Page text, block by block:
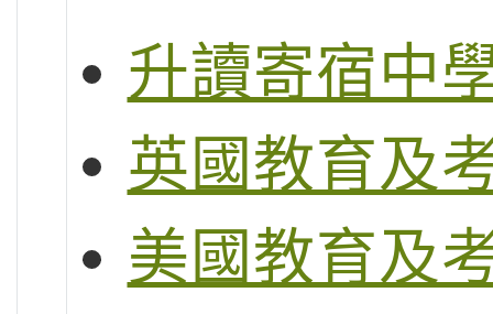
升讀寄宿中
英國教育及
美國教育及